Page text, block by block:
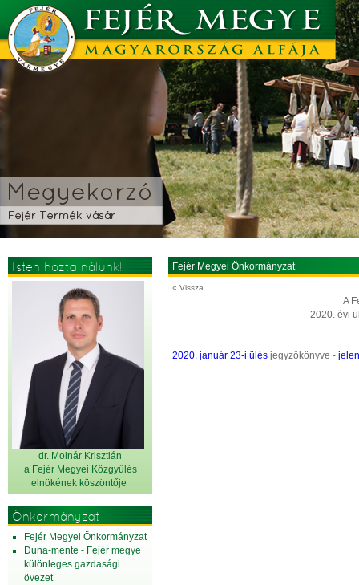
Isten hozta nálunk!
dr. Molnár Krisztián
a Fejér Megyei Közgyűlés
elnökének köszöntője
Önkormányzat
Fejér Megyei Önkormányzat
Duna-mente - Fejér megye
különleges gazdasági
övezet
Fejér Megyei Önkormányzat
« Vissza
A
2020. évi
2020. január 23-i ülés jegyzőkönyve -